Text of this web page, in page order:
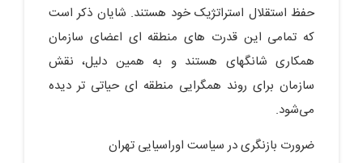
حفظ استقلال استراتژیک خود هستند. شایان ذکر است
که تمامی این قدرت های منطقه ای اعضای سازمان
همکاری شانگهای هستند و به همین دلیل، نقش
سازمان برای روند همگرایی منطقه ای حیاتی تر دیده
می‌شود.
ضرورت بازنگری در سیاست اوراسیایی تهران